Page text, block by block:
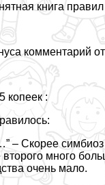
книга правил
комментарий от
копеек :
– Скорее
второго много
очень мало.